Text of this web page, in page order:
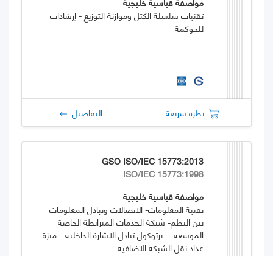
تقنيات سلسلة الكتل وموازنة التوزيع - إرشادات
للحوكمة
نظرة سريعة التفاصيل
GSO ISO/IEC 15773:2013
ISO/IEC 15773:1998
مواصفة قياسية خليجية
تقنية المعلومات- الاتصالات وتبادل المعلومات
بين النظم- شبكة الخدمات المترابطة الخاصة
الموسعة -- برتوكول تبادل الاشارة الداخلية-- ميزة
عداد نقل الشبكة الاضافية